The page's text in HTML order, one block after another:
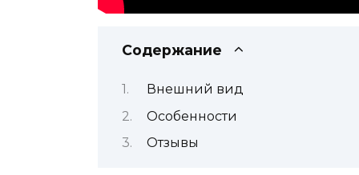
Содержание
Внешний вид
Особенности
Отзывы